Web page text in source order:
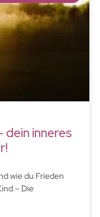
dein inneres
wie du Frieden
– Die